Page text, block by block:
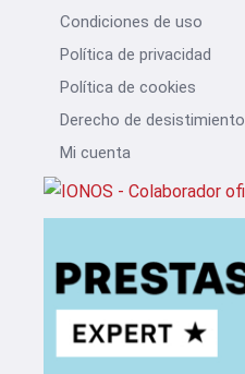
Condiciones de uso
Política de privacidad
Política de cookies
Derecho de desistimiento
Mi cuenta